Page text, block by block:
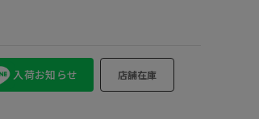
入荷お知らせ 店舗在庫